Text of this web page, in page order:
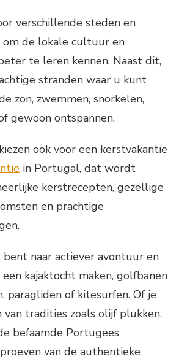
verschillende steden en
om de lokale cultuur en
te leren kennen. Naast dit,
stranden waar u kunt
zon, zwemmen, snorkelen,
gewoon ontspannen.
ook voor een kerstvakantie
in Portugal, dat wordt
kerstrecepten, gezellige
en prachtige
bent naar actiever avontuur en
kajaktocht maken, golfbanen
paragliden of kitesurfen. Of je
tradities zoals olijf plukken,
befaamde Portugees
van de authentieke